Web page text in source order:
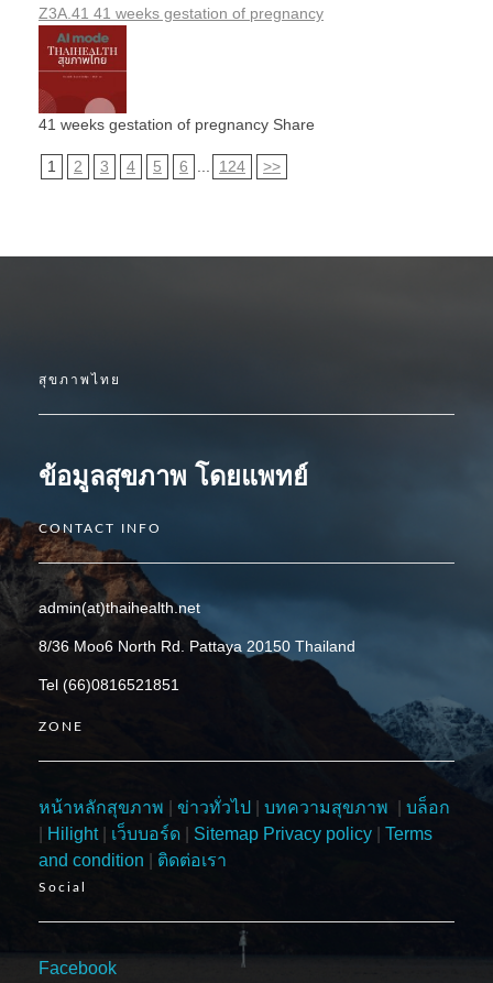
Z3A.41 41 weeks gestation of pregnancy
41 weeks gestation of pregnancy Share
1 2 3 4 5 6 124 >>
สุขภาพไทย
ข้อมูลสุขภาพ โดยแพทย์
CONTACT INFO
admin(at)thaihealth.net
8/36 Moo6 North Rd. Pattaya 20150 Thailand
Tel (66)0816521851
ZONE
หน้าหลักสุขภาพ ข่าวทั่วไป บทความสุขภาพ
บล็อก
Hilight| เว็บบอร์ด Sitemap Privacy policy
Terms
and condition
ติดต่อเรา
Social
Facebook